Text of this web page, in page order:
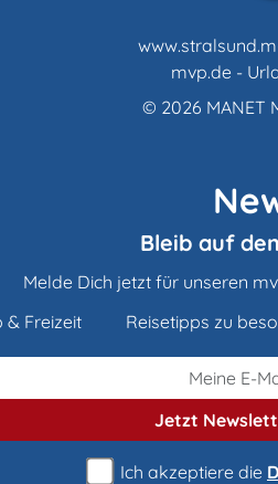
mvp.de -
© 2026 MANET
Bleib auf
Melde Dich jetzt für unseren
& Freizeit
Reisetipps zu
Jetzt
Ich akzeptiere die